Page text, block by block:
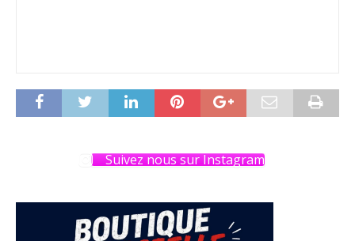
Suivez nous sur Instagram